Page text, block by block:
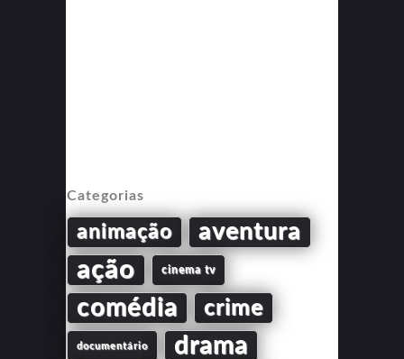
Categorias
animação aventura
ação cinema tv
comédia crime
documentário drama